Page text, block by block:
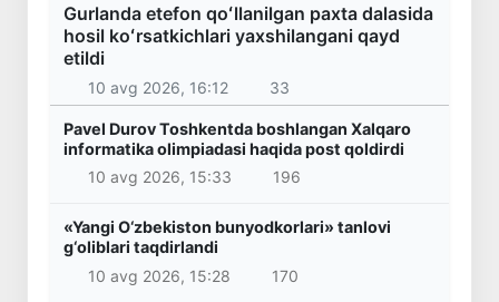
Gurlanda etefon qoʻllanilgan paxta dalasida
hosil koʻrsatkichlari yaxshilangani qayd
etildi
10 avg 2026, 16:12 33
Pavel Durov Toshkentda boshlangan Xalqaro
informatika olimpiadasi haqida post qoldirdi
10 avg 2026, 15:33
196
«Yangi O‘zbekiston bunyodkorlari» tanlovi
g‘oliblari taqdirlandi
10 avg 2026, 15:28
170